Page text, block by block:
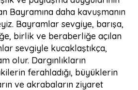
Bayramına daha kavuşmanın
Bayramlar sevgiye, barışa,
birlik ve beraberliğe açılan
sevgiyle kucaklaştıkça,
olur. Dargınlıkların
ferahladığı, büyüklerin
ve akrabaların ziyaret